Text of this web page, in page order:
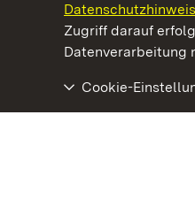
Zugriff darauf
Datenverarbeitung
Cookie-
Kommen.